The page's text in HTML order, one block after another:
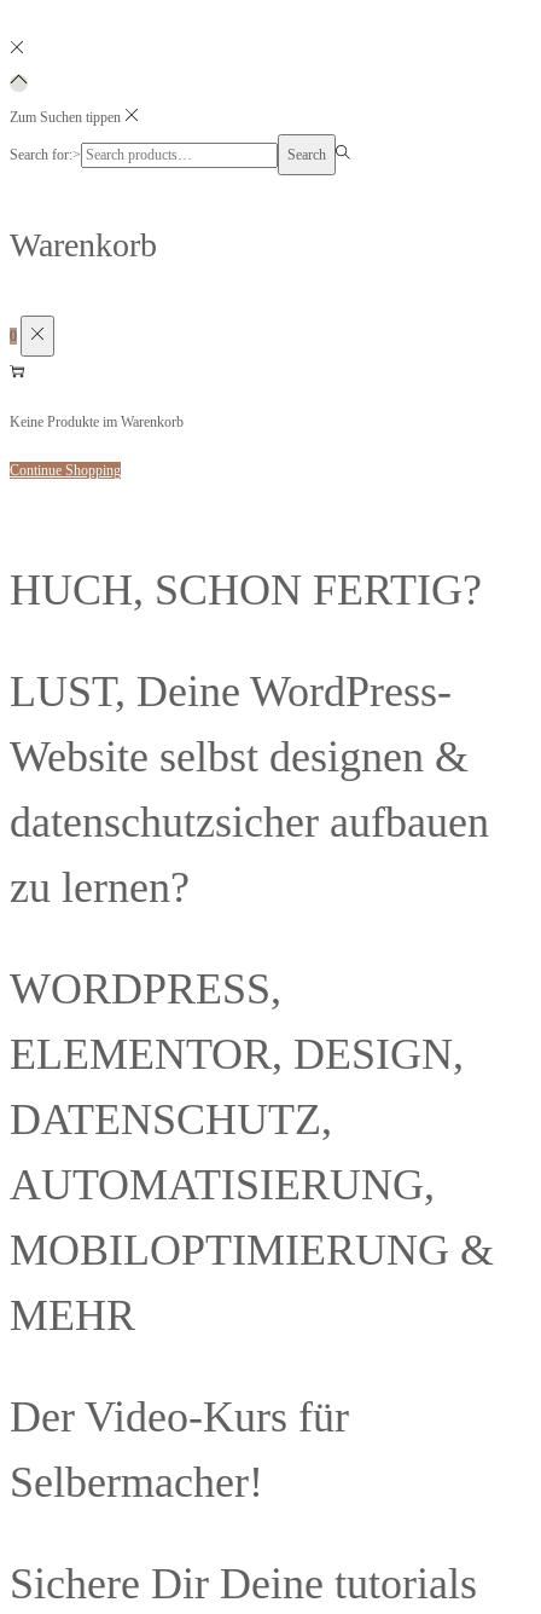
Zum Suchen tippen
Search for:> Search
Warenkorb
0
Keine Produkte im Warenkorb
Continue Shopping
HUCH, SCHON FERTIG?
LUST, Deine WordPress-
Website selbst designen &
datenschutzsicher aufbauen
zu lernen?
WORDPRESS,
ELEMENTOR, DESIGN,
DATENSCHUTZ,
AUTOMATISIERUNG,
MOBILOPTIMIERUNG &
MEHR
Der Video-Kurs für
Selbermacher!
Sichere Dir Deine tutorials